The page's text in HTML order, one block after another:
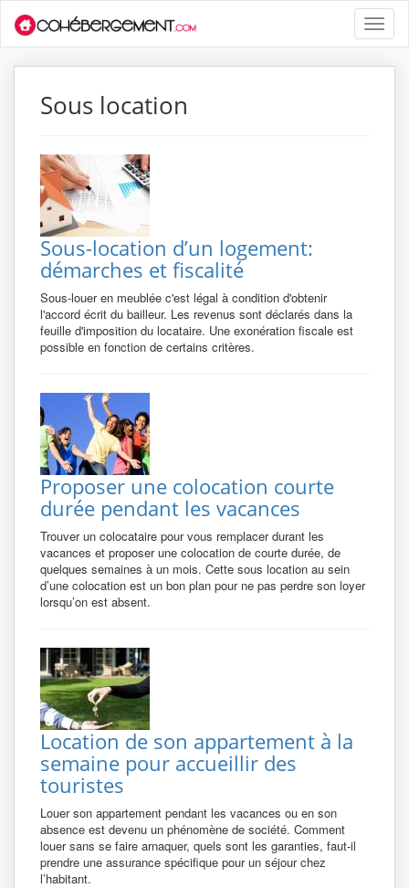
Toggle
Sous location
Sous-location d’un logement:
démarches et fiscalité
Sous-louer en meublée c'est légal à condition d'obtenir
l'accord écrit du bailleur. Les revenus sont déclarés dans la
feuille d'imposition du locataire. Une exonération fiscale est
possible en fonction de certains critères.
Proposer une colocation courte
durée pendant les vacances
Trouver un colocataire pour vous remplacer durant les
vacances et proposer une colocation de courte durée, de
quelques semaines à un mois. Cette sous location au sein
d’une colocation est un bon plan pour ne pas perdre son loyer
lorsqu’on est absent.
Location de son appartement à la
semaine pour accueillir des
touristes
Louer son appartement pendant les vacances ou en son
absence est devenu un phénomène de société. Comment
louer sans se faire arnaquer, quels sont les garanties, faut-il
prendre une assurance spécifique pour un séjour chez
l’habitant.